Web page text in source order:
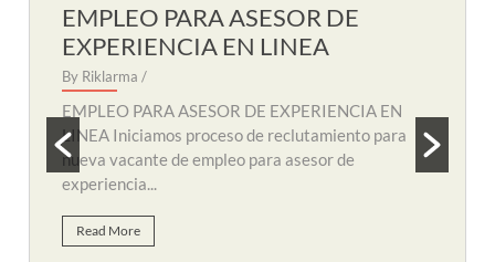
EMPLEO PARA AUXILIAR DE
SOPORTE REMOTO
By Riklarma /
EMPLEO PARA AUXILIAR DE SOPORTE
REMOTO Iniciamos nuevo proceso de consecución
y búsqueda de personal para suplir vacante de
empleo...
Read More